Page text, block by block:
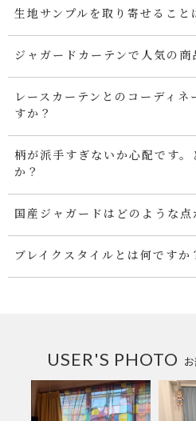
生地サンプルを取り寄せること
ジャガードカーテンで人気の商
レースカーテンとのコーディネ
すか？
柄が派手すぎないか心配です
か？
国産ジャガードはどのような点
ブレイクスタイルとは何ですか
USER'S PHOTO